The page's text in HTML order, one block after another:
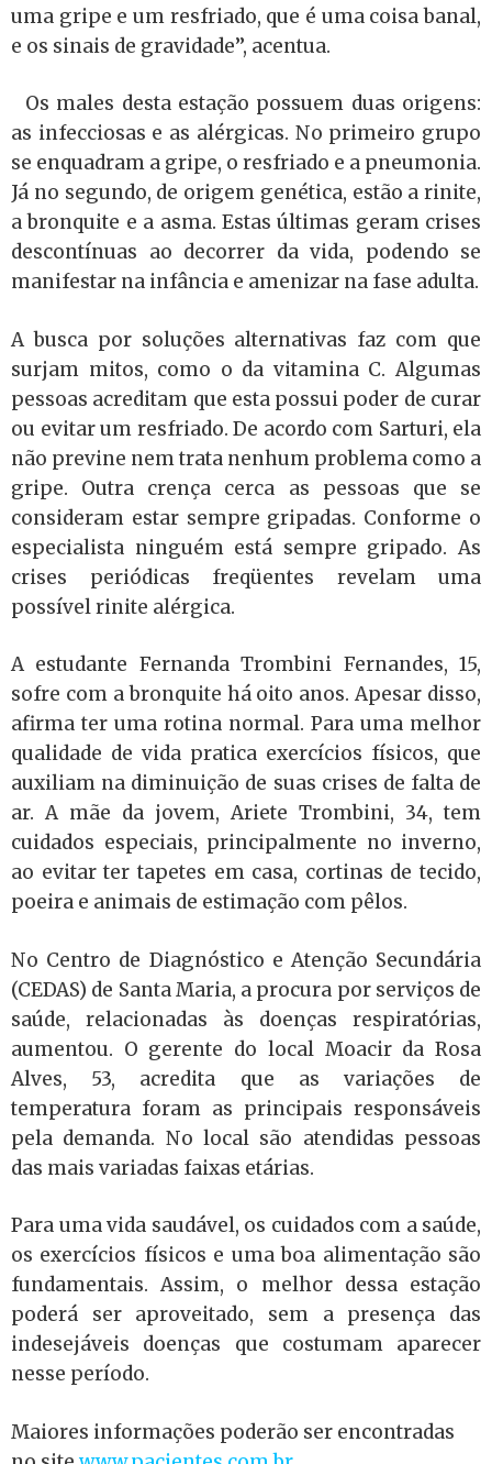
uma gripe e um resfriado, que é uma coisa banal,
e os sinais de gravidade’’, acentua.
Os males desta estação possuem duas origens:
as infecciosas e as alérgicas. No primeiro grupo
se enquadram a gripe, o resfriado e a pneumonia.
Já no segundo, de origem genética, estão a rinite,
a bronquite e a asma. Estas últimas geram crises
descontínuas ao decorrer da vida, podendo se
manifestar na infância e amenizar na fase adulta.
A busca por soluções alternativas faz com que
surjam mitos, como o da vitamina C. Algumas
pessoas acreditam que esta possui poder de curar
ou evitar um resfriado. De acordo com Sarturi, ela
não previne nem trata nenhum problema como a
gripe. Outra crença cerca as pessoas que se
consideram estar sempre gripadas. Conforme o
especialista ninguém está sempre gripado. As
crises periódicas freqüentes revelam uma
possível rinite alérgica.
A estudante Fernanda Trombini Fernandes, 15,
sofre com a bronquite há oito anos. Apesar disso,
afirma ter uma rotina normal. Para uma melhor
qualidade de vida pratica exercícios físicos, que
auxiliam na diminuição de suas crises de falta de
ar. A mãe da jovem, Ariete Trombini, 34, tem
cuidados especiais, principalmente no inverno,
ao evitar ter tapetes em casa, cortinas de tecido,
poeira e animais de estimação com pêlos.
No Centro de Diagnóstico e Atenção Secundária
(CEDAS) de Santa Maria, a procura por serviços de
saúde, relacionadas às doenças respiratórias,
aumentou. O gerente do local Moacir da Rosa
Alves, 53, acredita que as variações de
temperatura foram as principais responsáveis
pela demanda. No local são atendidas pessoas
das mais variadas faixas etárias.
Para uma vida saudável, os cuidados com a saúde,
os exercícios físicos e uma boa alimentação são
fundamentais. Assim, o melhor dessa estação
poderá ser aproveitado, sem a presença das
indesejáveis doenças que costumam aparecer
nesse período.
Maiores informações poderão ser encontradas